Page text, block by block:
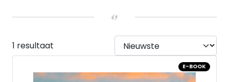
1 resultaat
E-BOOK